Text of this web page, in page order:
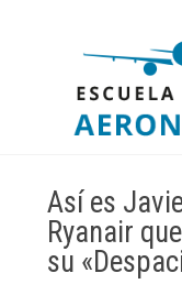
Así es
Ryanair
su